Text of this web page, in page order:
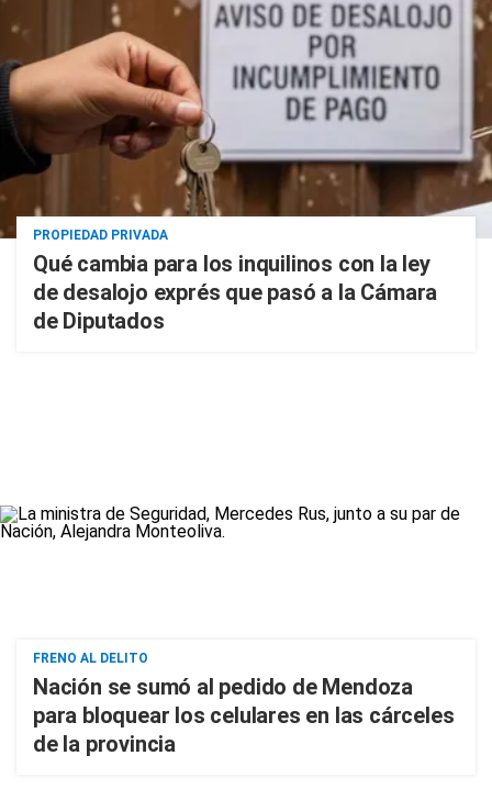
PROPIEDAD PRIVADA
Qué cambia para los inquilinos con la ley
de desalojo exprés que pasó a la Cámara
de Diputados
FRENO AL DELITO
Nación se sumó al pedido de Mendoza
para bloquear los celulares en las cárceles
de la provincia